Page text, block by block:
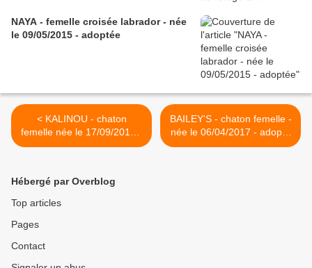
NAYA - femelle croisée labrador - née
le 09/05/2015 - adoptée
< KALINOU - chaton
femelle née le 17/09/2017 -
adoptée
BAILEY'S - chaton femelle -
née le 06/04/2017 - adopté
>
Hébergé par Overblog
Top articles
Pages
Contact